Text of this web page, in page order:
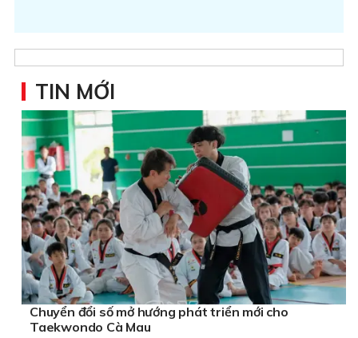
TIN MỚI
Chuyển đổi số mở hướng phát triển mới cho
Taekwondo Cà Mau